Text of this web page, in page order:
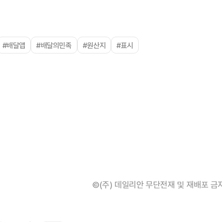
#배달앱 #배달의민족 #원산지 #표시
©(주) 데일리안 무단전재 및 재배포 금